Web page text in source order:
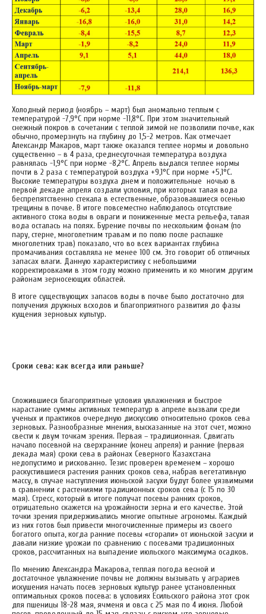
Холодный период (ноябрь – март) был аномально теплым с
температурой -7,9°С при норме -11,8°С. При этом значительный
снежный покров в сочетании с теплой зимой не позволили почве, как
обычно, промерзнуть на глубину до 1,5-2 метров. Как отмечает
Александр Макаров, март также оказался теплее нормы и довольно
существенно – в 4 раза, среднесуточная температура воздуха
равнялась -1,9°С при норме -8,2°С. Апрель выдался теплее нормы
почти в 2 раза с температурой воздуха +9,1°С при норме +5,1°С.
Высокие температуры воздуха днем и положительные ночью в
первой декаде апреля создали условия, при которых талая вода
беспрепятственно стекала в естественные, образовавшиеся осенью
трещины в почве. В итоге повсеместно наблюдалось отсутствие
активного стока воды в овраги и пониженные места рельефа, талая
вода осталась на полях. Бурение почвы по нескольким фонам (по
пару, стерне, многолетним травам и по полю после распашке
многолетних трав) показало, что во всех вариантах глубина
промачивания составляла не менее 100 см. Это говорит об отличных
запасах влаги. Данную характеристику с небольшими
корректировками в этом году можно применить и ко многим другим
районам зерносеющих областей.
В итоге существующих запасов воды в почве было достаточно для
получения дружных всходов и благоприятного развития до фазы
кущения зерновых культур.
Сроки сева: как всегда или раньше?
Сложившиеся благоприятные условия увлажнения и быстрое
нарастание суммы активных температур в апреле вызвали среди
ученых и практиков очередную дискуссию относительно сроков сева
зерновых. Разнообразные мнения, высказанные на этот счет, можно
свести к двум точкам зрения. Первая – традиционная. Сдвигать
начало посевной на сверхранние (конец апреля) и ранние (первая
декада мая) сроки сева в районах Северного Казахстана
недопустимо и рискованно. Тезис проверен временем – хорошо
раскустившиеся растения ранних сроков сева, набрав вегетативную
массу, в случае наступления июньской засухи будут более уязвимыми
в сравнении с растениями традиционных сроков сева (с 15 по 30
мая). Стресс, который в итоге получат посевы ранних сроков,
отрицательно скажется на урожайности зерна и его качестве. Этой
точки зрения придерживались многие опытные агрономы. Каждый
из них готов был привести многочисленные примеры из своего
богатого опыта, когда ранние посевы «сгорали» от июньской засухи и
давали низкие урожаи по сравнению с посевами традиционных
сроков, рассчитанных на выпадение июльского максимума осадков.
По мнению Александра Макарова, теплая погода весной и
достаточное увлажнение почвы не должны вызывать у аграриев
искушения начать посев зерновых культур ранее установленных
оптимальных сроков посева: в условиях Есильского района этот срок
для пшеницы 18-28 мая, ячменя и овса с 25 мая по 4 июня. Любой